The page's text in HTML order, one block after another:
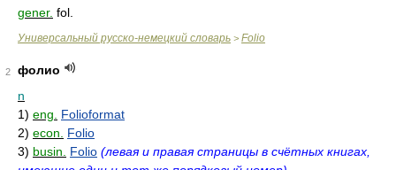
gener. fol.
Универсальный русско-немецкий словарь > Folio
2
фолио
n
1) eng.
Folioformat
2) econ.
Folio
3) busin. Folio (левая и правая страницы в счётных книгах,